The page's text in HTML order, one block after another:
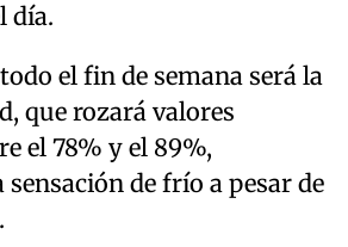
día.
el fin de semana será la
que rozará valores
el 78% y el 89%,
de frío a pesar de